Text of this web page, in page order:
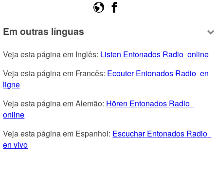
Em outras línguas
Veja esta página em Inglês: Listen Entonados Radio  online
Veja esta página em Francês: Ecouter Entonados Radio  en
ligne
Veja esta página em Alemão: Hören Entonados Radio
online
Veja esta página em Espanhol: Escuchar Entonados Radio
en vivo